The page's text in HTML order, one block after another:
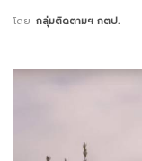
โดย กลุ่มติดตามฯ กตป.